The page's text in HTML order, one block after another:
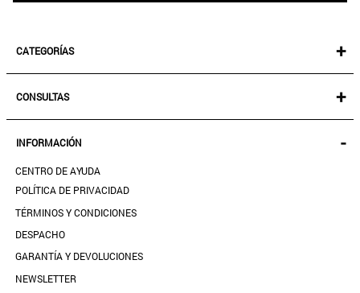
CATEGORÍAS +
MUJER
ACCESORIOS
CALZADO
SALE
CONSULTAS +
SEGUIR MI PEDIDO
DESCARGA TU BOLETA AQUÍ
MIS FAVORITOS
GUÍA DE TALLAS
CONTACTANOS
TIENDAS
PREGUNTAS FRECUENTES
INFORMACIÓN -
CENTRO DE AYUDA
POLÍTICA DE PRIVACIDAD
TÉRMINOS Y CONDICIONES
DESPACHO
GARANTÍA Y DEVOLUCIONES
NEWSLETTER